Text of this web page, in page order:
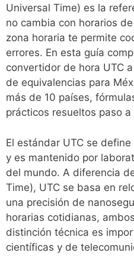
Universal Time) es la
no cambia con horarios
zona horaria te permite
errores. En esta guía
convertidor de hora UTC
de equivalencias para
más de 10 países,
prácticos resueltos paso a
El estándar UTC se
y es mantenido por
del mundo. A diferencia
Time), UTC se basa en
una precisión de
horarias cotidianas,
distinción técnica es
científicas y de